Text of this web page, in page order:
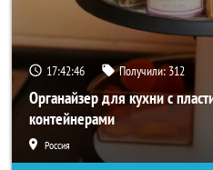
17:42:44 Получили:312
Органайзер для кухни с
контейнерами
Россия